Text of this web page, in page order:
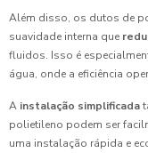
Além disso, os dutos de
suavidade interna que
fluidos. Isso é
água, onde a eficiência
A instalação simplificada
polietileno podem ser
uma instalação rápida e